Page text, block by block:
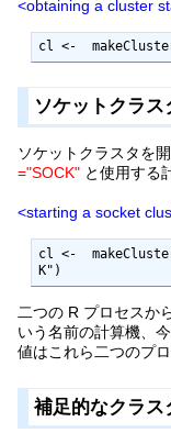
<obtaining a cluster
cl <-
ソケットクラ
ソケットクラスタを
="SOCK" と使用する
<starting a socket
cl <-
K")
二つの R プロセスか
いう名前の計算機、
値はこれら二つのプ
補足的なクラス